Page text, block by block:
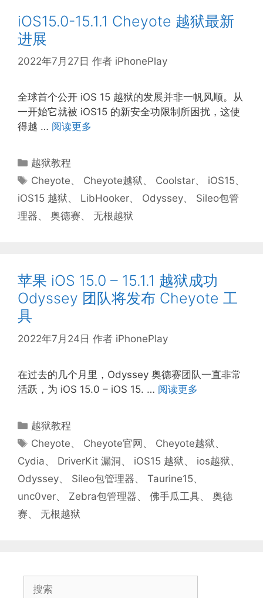
iOS15.0-15.1.1 Cheyote 越狱最新
进展
2022年7月27日 作者 iPhonePlay
全球首个公开 iOS 15 越狱的发展并非一帆风顺。从
一开始它就被 iOS15 的新安全功限制所困扰，这使
得越 … 阅读更多
分
类
越狱教程
标
签
Cheyote、 Cheyote越狱、 Coolstar、 iOS15、
iOS15 越狱、 LibHooker、 Odyssey、 Sileo包管
理器、 奥德赛、 无根越狱
苹果 iOS 15.0 – 15.1.1 越狱成功
Odyssey 团队将发布 Cheyote 工
具
2022年7月24日 作者 iPhonePlay
在过去的几个月里，Odyssey 奥德赛团队一直非常
活跃，为 iOS 15.0 – iOS 15. … 阅读更多
分
类
越狱教程
标
签
Cheyote、 Cheyote官网 、 Cheyote越狱、
Cydia、 DriverKit 漏洞、 iOS15 越狱、 ios越狱、
Odyssey、 Sileo包管理器、 Taurine15、
unc0ver、 Zebra包管理器、 佛手瓜工具、 奥德
赛、 无根越狱